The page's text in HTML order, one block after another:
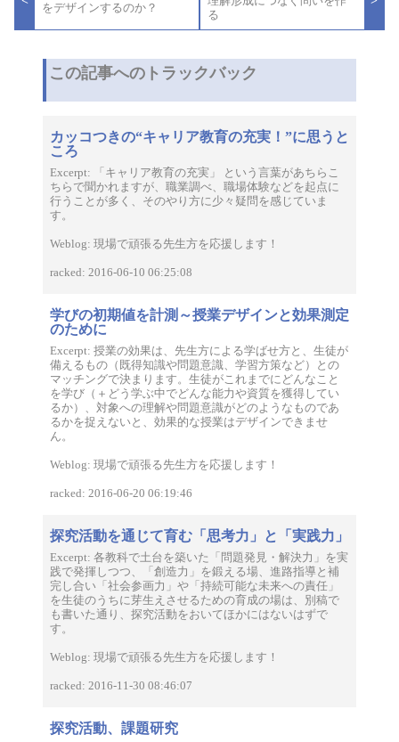
ナ
ゲ
をデザインするのか？
る
この記事へのトラックバック
カッコつきの“キャリア教育の充実！”に思うと
ころ
Excerpt: 「キャリア教育の充実」 という言葉があちらこ
ちらで聞かれますが、職業調べ、職場体験などを起点に
行うことが多く、そのやり方に少々疑問を感じていま
す。
Weblog: 現場で頑張る先生方を応援します！
racked: 2016-06-10 06:25:08
学びの初期値を計測～授業デザインと効果測定
のために
Excerpt: 授業の効果は、先生方による学ばせ方と、生徒が
備えるもの（既得知識や問題意識、学習方策など）との
マッチングで決まります。生徒がこれまでにどんなこと
を学び（＋どう学ぶ中でどんな能力や資質を獲得してい
るか）、対象への理解や問題意識がどのようなものであ
るかを捉えないと、効果的な授業はデザインできませ
ん。
Weblog: 現場で頑張る先生方を応援します！
racked: 2016-06-20 06:19:46
探究活動を通じて育む「思考力」と「実践力」
Excerpt: 各教科で土台を築いた「問題発見・解決力」を実
践で発揮しつつ、「創造力」を鍛える場、進路指導と補
完し合い「社会参画力」や「持続可能な未来への責任」
を生徒のうちに芽生えさせるための育成の場は、別稿で
も書いた通り、探究活動をおいてほかにはないはずで
す。
Weblog: 現場で頑張る先生方を応援します！
racked: 2016-11-30 08:46:07
探究活動、課題研究